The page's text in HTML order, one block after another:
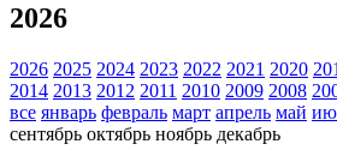
2026
2026 2025 2024 2023 2022 2021 2020
2014 2013 2012 2011 2010 2009 2008
все январь февраль март апрель май
сентябрь октябрь ноябрь декабрь